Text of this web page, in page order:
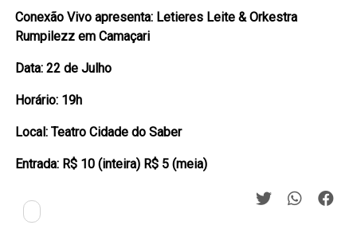
Conexão Vivo apresenta: Letieres Leite & Orkestra
Rumpilezz em Camaçari
Data: 22 de Julho
Horário: 19h
Local: Teatro Cidade do Saber
Entrada: R$ 10 (inteira) R$ 5 (meia)